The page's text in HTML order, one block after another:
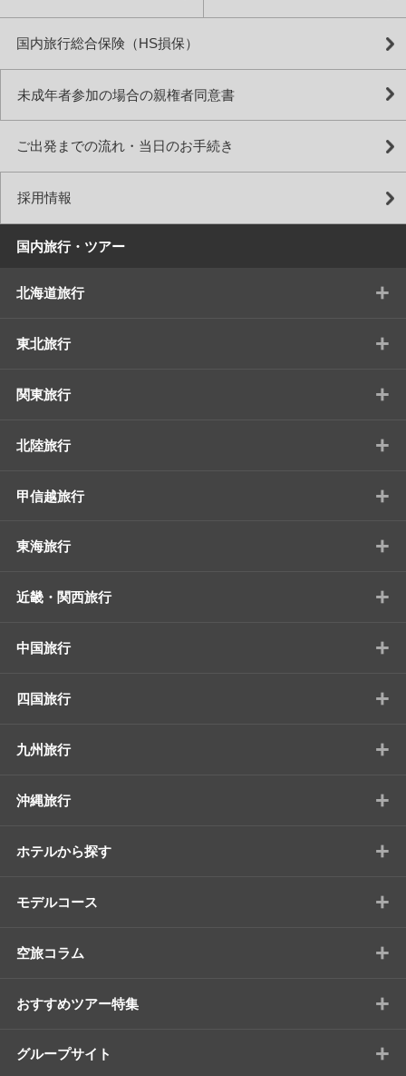
国内旅行総合保険（HS損保）
未成年者参加の場合の親権者同意書
ご出発までの流れ・当日のお手続き
採用情報
国内旅行・ツアー
北海道旅行 +
東北旅行 +
関東旅行 +
北陸旅行 +
甲信越旅行 +
東海旅行 +
近畿・関西旅行 +
中国旅行 +
四国旅行 +
九州旅行 +
沖縄旅行 +
ホテルから探す +
モデルコース +
空旅コラム +
おすすめツアー特集 +
グループサイト +